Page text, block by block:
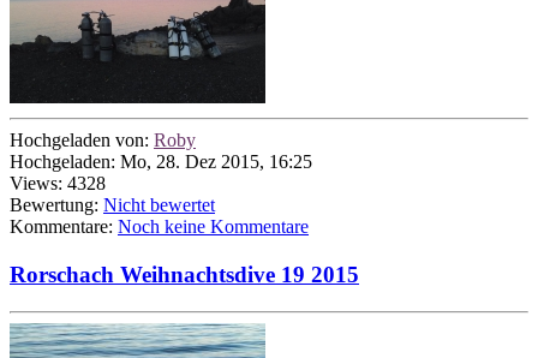
Hochgeladen von: Roby
Hochgeladen: Mo, 28. Dez 2015, 16:25
Views: 4328
Bewertung: Nicht bewertet
Kommentare: Noch keine Kommentare
Rorschach Weihnachtsdive 19 2015